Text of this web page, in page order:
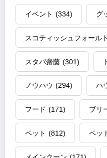
イベント (334) グ
スコティッシュフォール
スタパ齋藤 (301)
ノウハウ (294) ハ
フード (171) ブリ
ペット (812) ペッ